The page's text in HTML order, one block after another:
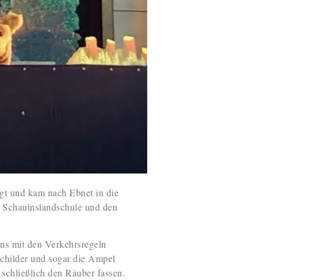
und kam nach Ebnet in die
und den
mit den Verkehrsregeln
und sogar die Ampel
den Räuber fassen.